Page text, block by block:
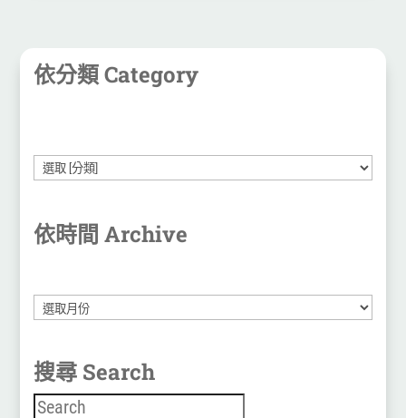
依分類 Category
依時間 Archive
彙
整
搜尋 Search
搜尋